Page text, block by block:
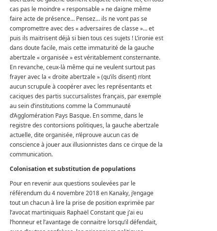
cas pas le moindre « responsable » ne daigne même
faire acte de présence… Pensez… ils ne vont pas se
compromettre avec des « adversaires de classe »… et
puis ils maitrisent déjà si bien tous ces sujets ! L’ironie est
dans doute facile, mais cette immaturité de la gauche
abertzale « organisée » est véritablement consternante.
En revanche, ceux-là même qui ne veulent surtout pas
frayer avec la « droite abertzale » (qu’ils disent) n’ont
aucun scrupule à coopérer avec les représentants et
caciques des partis succursalistes français, par exemple
au sein d’institutions comme la Communauté
d’Agglomération Pays Basque. En somme, dans le
registre des contorsions politiques, la gauche abertzale
actuelle, dite organisée, n’éprouve aucun cas de
conscience à jouer aux illusionnistes dans ce cirque de la
communication.
Colonisation et substitution de populations
Pour en revenir aux questions soulevées par le
référendum du 4 novembre 2018 en Kanaky, j’engage
tout un chacun à lire la prise de position exprimée par
l’avocat martiniquais Raphaël Constant que j’ai eu
l’honneur et l’avantage de connaitre lorsqu’il défendait,